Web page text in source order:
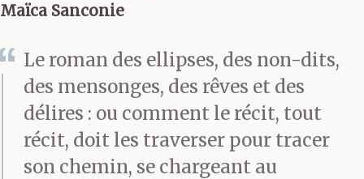
Maïca Sanconie
Le roman des ellipses, des non-dits,
des mensonges, des rêves et des
délires : ou comment le récit, tout
récit, doit les traverser pour tracer
son chemin, se chargeant au